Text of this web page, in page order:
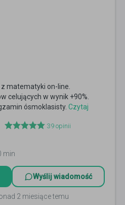
matematyki on-line.
celujących w wynik +90%.
ósmoklasisty. Czytaj
39 opinii
min
Wyślij wiadomość
2 miesiące temu